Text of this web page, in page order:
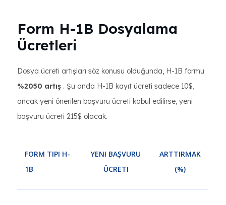
Form H-1B Dosyalama
Ücretleri
Dosya ücreti artışları söz konusu olduğunda, H-1B formu
%2050 artış . Şu anda H-1B kayıt ücreti sadece 10$,
ancak yeni önerilen başvuru ücreti kabul edilirse, yeni
başvuru ücreti 215$ olacak.
FORM TIPI H-
1B
YENI BAŞVURU
ÜCRETI
ARTTIRMAK
(%)